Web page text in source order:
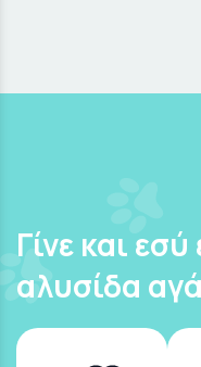
Γίνε και
αλυσίδα